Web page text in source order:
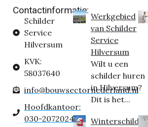
Contactinformatie:
Schilder
Service
Hilversum
KVK:
58037640
info@bouwsectornederland.nl
Hoofdkantoor:
030-2072024
Werkgebied
van Schilder
Service
Hilversum
Wilt u een
schilder huren
in Hilversum?
Dit is het...
Winterschilder